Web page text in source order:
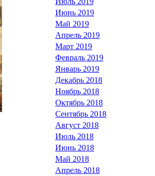
Июнь 2019
Май 2019
Апрель 2019
Март 2019
Февраль 2019
Январь 2019
Декабрь 2018
Ноябрь 2018
Октябрь 2018
Сентябрь 2018
Август 2018
Июль 2018
Июнь 2018
Май 2018
Апрель 2018